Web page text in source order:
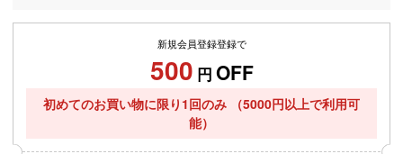
新規会員登録登録で
500 円 OFF
初めてのお買い物に限り1回のみ
（5000円以上で利用可
能）